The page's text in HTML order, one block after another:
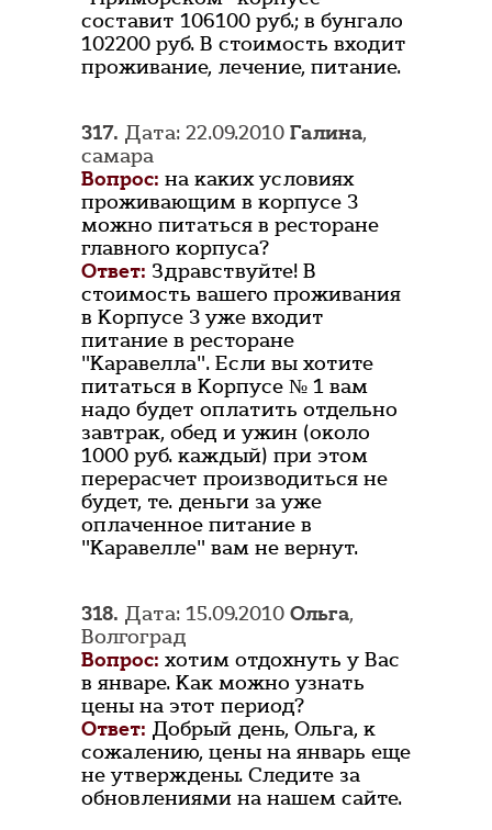
составит 106100 руб.; в бунгало
102200 руб. В стоимость входит
проживание, лечение, питание.
317. Дата: 22.09.2010 Галина,
самара
Вопрос: на каких условиях
проживающим в корпусе 3
можно питаться в ресторане
главного корпуса?
Ответ: Здравствуйте! В
стоимость вашего проживания
в Корпусе 3 уже входит
питание в ресторане
"Каравелла". Если вы хотите
питаться в Корпусе № 1 вам
надо будет оплатить отдельно
завтрак, обед и ужин (около
1000 руб. каждый) при этом
перерасчет производиться не
будет, те. деньги за уже
оплаченное питание в
"Каравелле" вам не вернут.
318. Дата: 15.09.2010 Ольга,
Волгоград
Вопрос: хотим отдохнуть у Вас
в январе. Как можно узнать
цены на этот период?
Ответ: Добрый день, Ольга, к
сожалению, цены на январь еще
не утверждены. Следите за
обновлениями на нашем сайте.